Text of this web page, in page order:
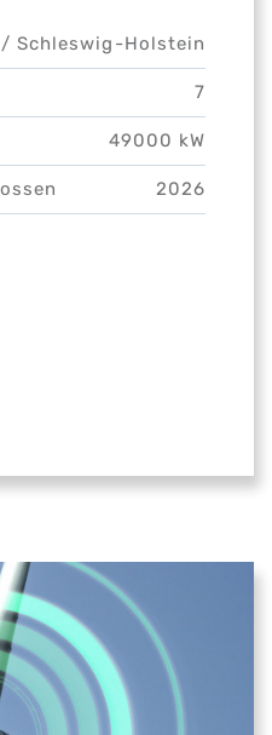
/Schleswig-Holstein
7
49000 kW
2026